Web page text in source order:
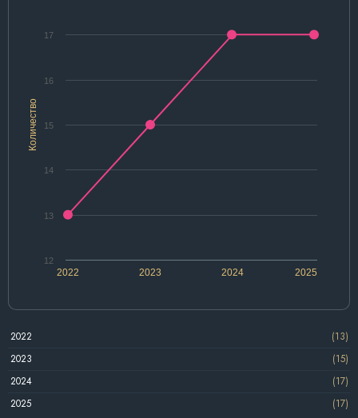
Количество
2022 2024
2023 2025
12
13
14
15
16
17
2022
(13)
2023
(15)
2024
(17)
2025
(17)